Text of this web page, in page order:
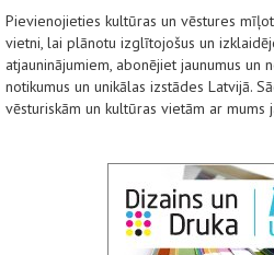
Pievienojieties kultūras un vēstures
vietni, lai plānotu izglītojošus un
atjauninājumiem, abonējiet jaunumus un
notikumus un unikālas izstādes Latvijā.
vēsturiskām un kultūras vietām ar mums